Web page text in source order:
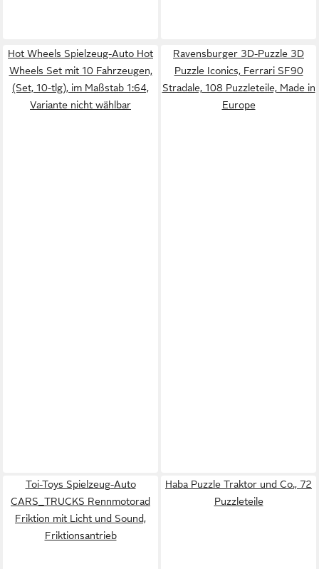
Hot Wheels Spielzeug-Auto Hot
Wheels Set mit 10 Fahrzeugen,
(Set, 10-tlg), im Maßstab 1:64,
Variante nicht wählbar
Ravensburger 3D-Puzzle 3D
Puzzle Iconics, Ferrari SF90
Stradale, 108 Puzzleteile, Made in
Europe
Toi-Toys Spielzeug-Auto
CARS_TRUCKS Rennmotorad
Friktion mit Licht und Sound,
Friktionsantrieb
Haba Puzzle Traktor und Co., 72
Puzzleteile